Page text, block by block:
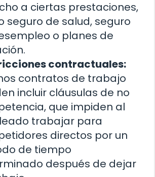
a ciertas prestaciones,
seguro de salud, seguro
o planes de
contractuales:
contratos de trabajo
incluir cláusulas de no
que impiden al
trabajar para
directos por un
de tiempo
después de dejar